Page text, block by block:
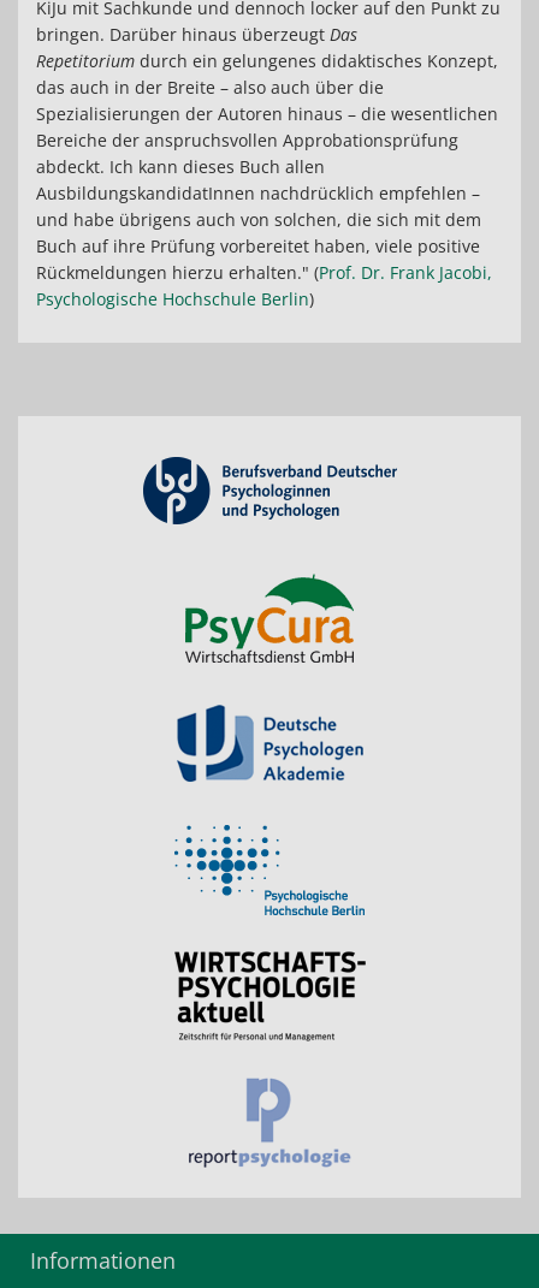
KiJu mit Sachkunde und dennoch locker auf den Punkt zu
bringen. Darüber hinaus überzeugt Das
Repetitorium durch ein gelungenes didaktisches Konzept,
das auch in der Breite – also auch über die
Spezialisierungen der Autoren hinaus – die wesentlichen
Bereiche der anspruchsvollen Approbationsprüfung
abdeckt. Ich kann dieses Buch allen
AusbildungskandidatInnen nachdrücklich empfehlen –
und habe übrigens auch von solchen, die sich mit dem
Buch auf ihre Prüfung vorbereitet haben, viele positive
Rückmeldungen hierzu erhalten." (Prof. Dr. Frank Jacobi,
Psychologische Hochschule Berlin)
Informationen